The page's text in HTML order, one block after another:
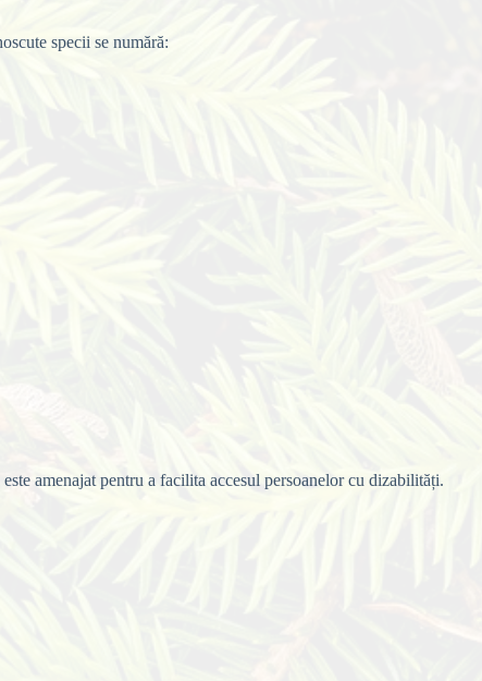
specii se numără:
amenajat pentru a facilita accesul persoanelor cu dizabilități.